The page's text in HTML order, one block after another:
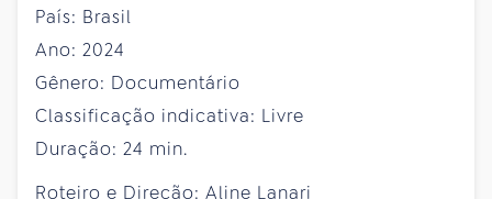
País: Brasil
Ano: 2024
Gênero: Documentário
Classificação indicativa: Livre
Duração: 24 min.
Roteiro e Direção: Aline Lanari